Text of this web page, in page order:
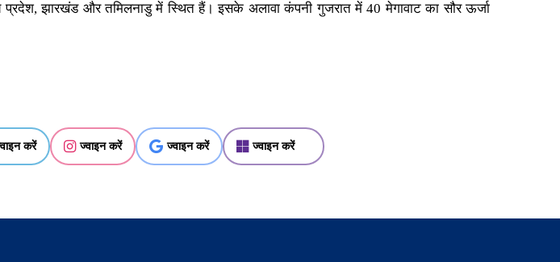
प्रदेश, झारखंड और तमिलनाडु में स्थित हैं। इसके अलावा कंपनी गुजरात में 40 मेगावाट का सौर ऊर्जा
करें ज्वाइन करें ज्वाइन करें ज्वाइन करें